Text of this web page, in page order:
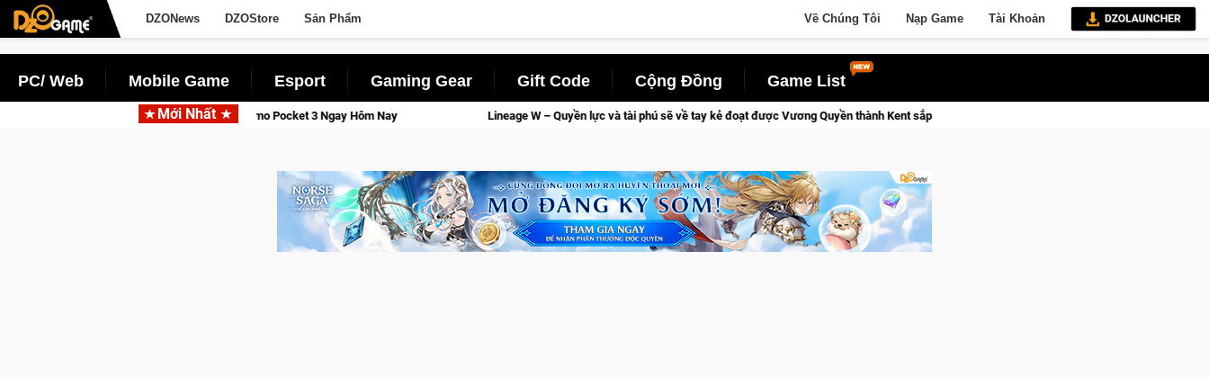
DZONews DZOStore Sản Phẩm Về Chúng Tôi Nạp Game Tài Khoản
PC/ Web Mobile Game Esport Gaming Gear Gift Code Cộng Đồng Game List
Mới Nhất
Giới Thức Tỉnh, Săn DJI Osmo Pocket 3 Ngay Hôm Nay Lineage W – Quyền lực và tài phú sẽ về tay kẻ đoạt được Vương Quyền thành Kent sắp tới!